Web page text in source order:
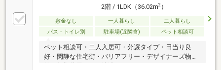
2階 / 1LDK（36.02m2）
敷金なし 一人暮らし
二人暮らし
バス・トイレ別
駐車場(近隣含) ペット相談可
ペット相談可・二人入居可・分譲タイプ・日当り良
好・閑静な住宅街・バリアフリー・デザイナーズ物
件・初期費用カード決済可